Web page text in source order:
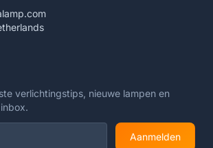
verlichtingstips, nieuwe lampen en
Aanmelden